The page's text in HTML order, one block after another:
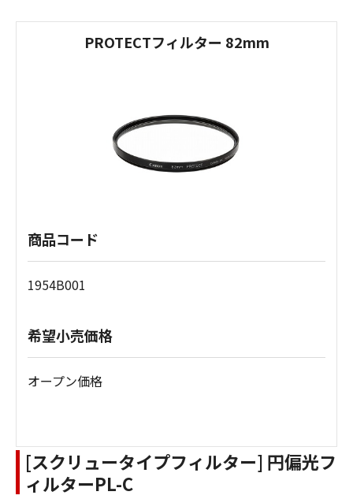
PROTECTフィルター 82mm
商品コード
1954B001
希望小売価格
オープン価格
[スクリュータイプフィルター] 円偏光フ
ィルターPL-C